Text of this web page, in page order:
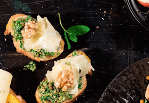
News
Nachhaltigkeit
Karriere